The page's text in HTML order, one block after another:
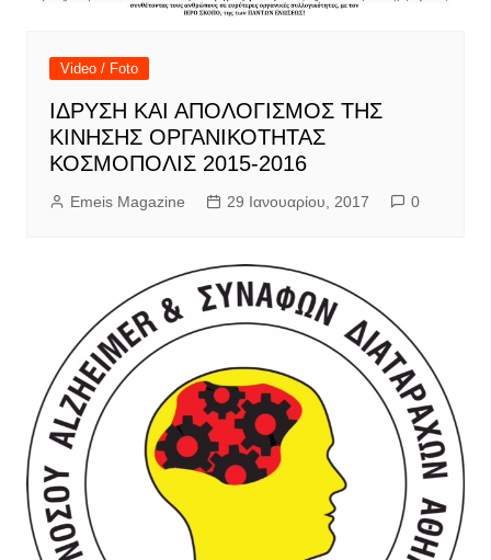
Video / Foto
ΙΔΡΥΣΗ ΚΑΙ ΑΠΟΛΟΓΙΣΜΟΣ ΤΗΣ
ΚΙΝΗΣΗΣ ΟΡΓΑΝΙΚΟΤΗΤΑΣ
ΚΟΣΜΟΠΟΛΙΣ 2015-2016
Emeis Magazine 29 Ιανουαρίου, 2017 0